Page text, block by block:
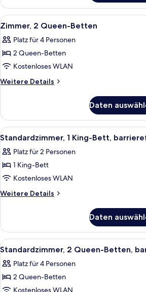
1 King-
Bett
Alle
Fotos
für
Zimmer,
2 Queen-
Betten
Ein
5
Zimmer, 2 Queen-Betten
Platz für 4 Personen
2 Queen-Betten
Kostenloses WLAN
Weitere Details
Weitere
2 Queen-
Betten
Daten
Alle
Fotos
für
Standardzimmer,
1 King-
Bett,
Ein
6
Standardzimmer, 1 King-Bett,
Platz für 2 Personen
1 King-Bett
Kostenloses WLAN
Weitere Details
Weitere
1 King-
Bett,
barrierefrei
Daten
Alle
Fotos
für
Standardzimmer,
Ein
6
Standardzimmer, 2 Queen-Betten,
Platz für 4 Personen
2 Queen-Betten
Kostenloses WLAN